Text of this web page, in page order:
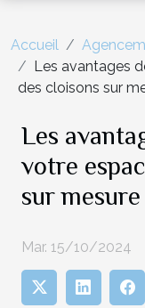
Accueil
Les avantages
des cloisons sur
Les
votre
sur mesure
Mar. 15/10/2024